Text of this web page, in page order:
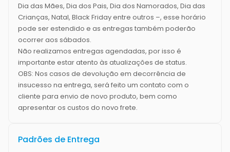
Dia das Mães, Dia dos Pais, Dia dos Namorados, Dia das
Crianças, Natal, Black Friday entre outros –, esse horário
pode ser estendido e as entregas também poderão
ocorrer aos sábados.
Não realizamos entregas agendadas, por isso é
importante estar atento às atualizações de status.
OBS: Nos casos de devolução em decorrência de
insucesso na entrega, será feito um contato com o
cliente para envio de novo produto, bem como
apresentar os custos do novo frete.
Padrões de Entrega